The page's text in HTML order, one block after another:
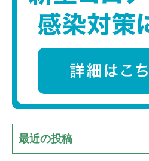
最近の投稿